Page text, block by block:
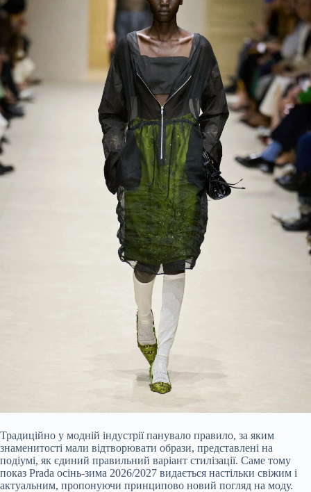
Традиційно у модній індустрії панувало правило, за яким
знаменитості мали відтворювати образи, представлені на
подіумі, як єдиний правильний варіант стилізації. Саме тому
показ Prada осінь-зима 2026/2027 видається настільки свіжим і
актуальним, пропонуючи принципово новий погляд на моду.